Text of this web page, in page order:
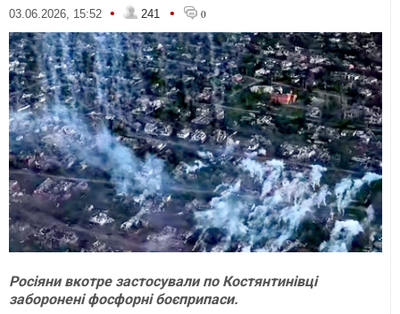
03.06.2026, 15:52 • 241 • 0
Росіяни вкотре застосували по Костянтинівці
заборонені фосфорні боєприпаси.